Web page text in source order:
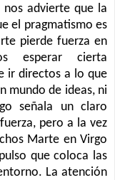
nos advierte que la
el pragmatismo es
pierde fuerza en
esperar cierta
ir directos a lo que
mundo de ideas, ni
señala un claro
pero a la vez
Marte en Virgo
que coloca las
La atención